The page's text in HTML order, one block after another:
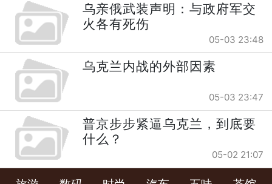
乌亲俄武装声明：与政府军交
火各有死伤
05-03 23:48
乌克兰内战的外部因素
05-03 23:47
普京步步紧逼乌克兰，到底要
什么？
05-02 21:07